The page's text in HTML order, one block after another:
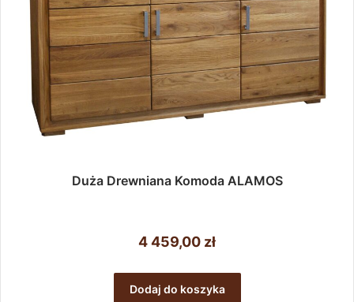
Duża Drewniana Komoda ALAMOS
4 459,00 zł
Dodaj do koszyka